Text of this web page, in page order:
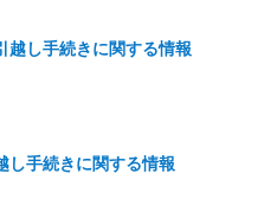
越し手続きに関する情報
し手続きに関する情報